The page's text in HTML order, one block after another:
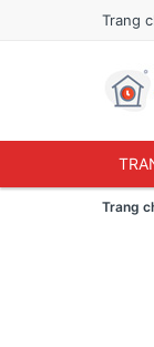
Trang
Trang